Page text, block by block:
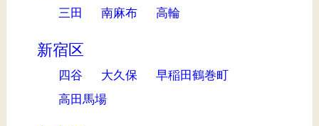
三田 南麻布 高輪
新宿区
四谷 大久保
早稲田鶴巻町
高田馬場